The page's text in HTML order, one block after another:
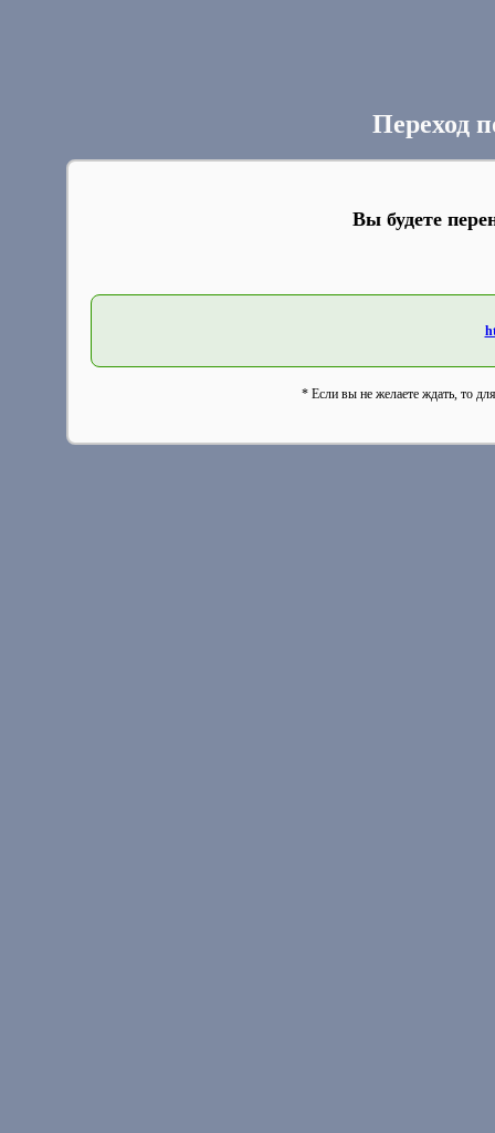
Переход
Вы будете
* Если вы не желаете ждать, то